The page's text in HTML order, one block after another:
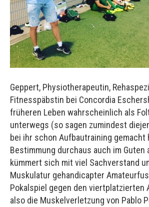
Geppert, Physiotherapeutin,
Fitnesspäbstin bei Concordia
früheren Leben wahrscheinlich als
unterwegs (so sagen zumindest
bei ihr schon Aufbautraining gemacht
Bestimmung durchaus auch im Guten
kümmert sich mit viel Sachverstand
Muskulatur gehandicapter
Pokalspiel gegen den viertplatzierten
also die Muskelverletzung von Pablo